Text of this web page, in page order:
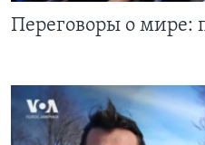
Переговоры о мире: